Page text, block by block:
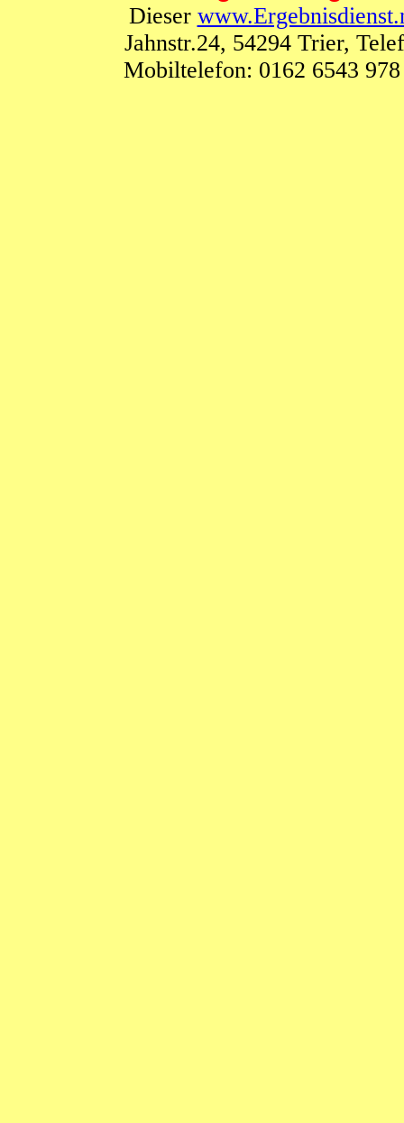
Dieser
Jahnstr.24, 54294 Trier,
Mobiltelefon: 0162 6543